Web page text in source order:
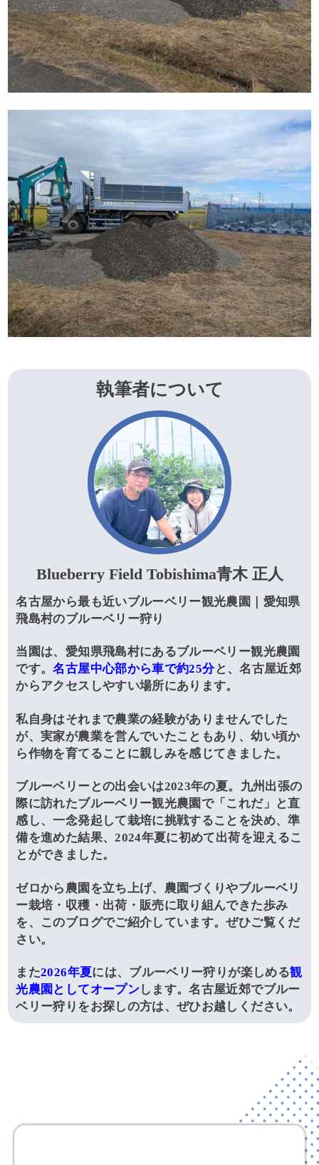
執筆者について
Blueberry Field Tobishima青木 正人
名古屋から最も近いブルーベリー観光農園｜愛知県
飛島村のブルーベリー狩り
当園は、愛知県飛島村にあるブルーベリー観光農園
です。名古屋中心部から車で約25分 と、名古屋近郊
からアクセスしやすい場所にあります。
私自身はそれまで農業の経験がありませんでした
が、実家が農業を営んでいたこともあり、幼い頃か
ら作物を育てることに親しみを感じてきました。
ブルーベリーとの出会いは2023年の夏。九州出張の
際に訪れたブルーベリー観光農園で「これだ」と直
感し、一念発起して栽培に挑戦することを決め、準
備を進めた結果、2024年夏に初めて出荷を迎えるこ
とができました。
ゼロから農園を立ち上げ、農園づくりやブルーベリ
ー栽培・収穫・出荷・販売に取り組んできた歩み
を、このブログでご紹介しています。ぜひご覧くだ
さい。
また2026年夏には、ブルーベリー狩りが楽しめる観
光農園としてオープンします。名古屋近郊でブルー
ベリー狩りをお探しの方は、ぜひお越しください。